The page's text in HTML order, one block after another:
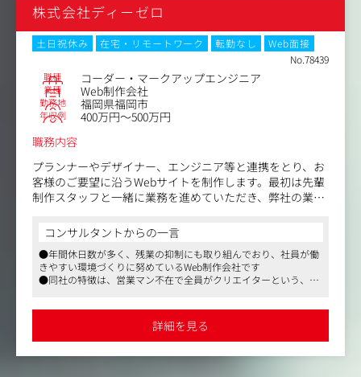
＜担当案件＞
下記は名古屋支社の制作実績ですが、非公開の大手クライ
▼SAKUZAN https://sakuzan.com/
▼SONY α スペシャルコンテンツhttps://www.sony.jp/ichi
gan/a-universe/special_a7RM5/
▼SANCTUARY COURT 日光https://sanctuarycourt.jp/nikk
o/
▼肉メシhttps://www.nikumeshi.com/
※他アンティーグループ実績一覧…https://www.un-t.co
m/work/
上記は手がけた実績の一部ですが、多種多様なクライアン
トとお付き合いがあるほか、近年はWebサービスの立ち上
げなどといった案件も舞い込んできています。さまざまな
プロジェクトに関わることができますし、それらを通じ
て、自己成長に繋げていただくことも可能でしょう。
これまでの職場では実現できなかった新しいことや刺激的
なことにチャレンジしたい方、大きな夢を持つ方にとって
きく羽ばたけるフィールドだと感じます。ぜひご検討ください
株式会社ディーゼロ
土日祝休み 在宅・リモートワーク 転勤なし
Web面接
No.78439
職種 コーダー・マークアップエンジニア
業種 Web制作会社
勤務地 福岡県福岡市
年収例
400万円～500万円
職務内容
プランナーやデザイナー、エンジニア等と連携をとり、お
客様のご要望に沿うWebサイトを制作します。最初は先輩
制作スタッフと一緒に業務を進めていただき、弊社の業務
のコーダー/マークアップエンジニアとして、案件ごとの
チームとなってWeb制作全般で活躍いただきます。
【仕事内容（変更の範囲）】会社の定める業務
コンサルタントからの一言
●年間休日数が多く、残業の抑制にも取り組んでおり、社員が働
きやすい環境づくりに努めているWeb制作会社です
●同社の特徴は、営業マン不在で全員がクリエイターという、実
●マスメディアンからの紹介・入社実績もあります
詳細を見る